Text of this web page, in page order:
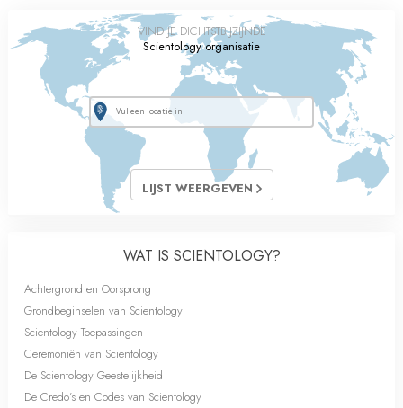
VIND JE DICHTSTBIJZIJNDE
Scientology organisatie
LIJST WEERGEVEN
WAT IS SCIENTOLOGY?
Achtergrond en Oorsprong
Grondbeginselen van Scientology
Scientology Toepassingen
Ceremoniën van Scientology
De Scientology Geestelijkheid
De Credo’s en Codes van Scientology